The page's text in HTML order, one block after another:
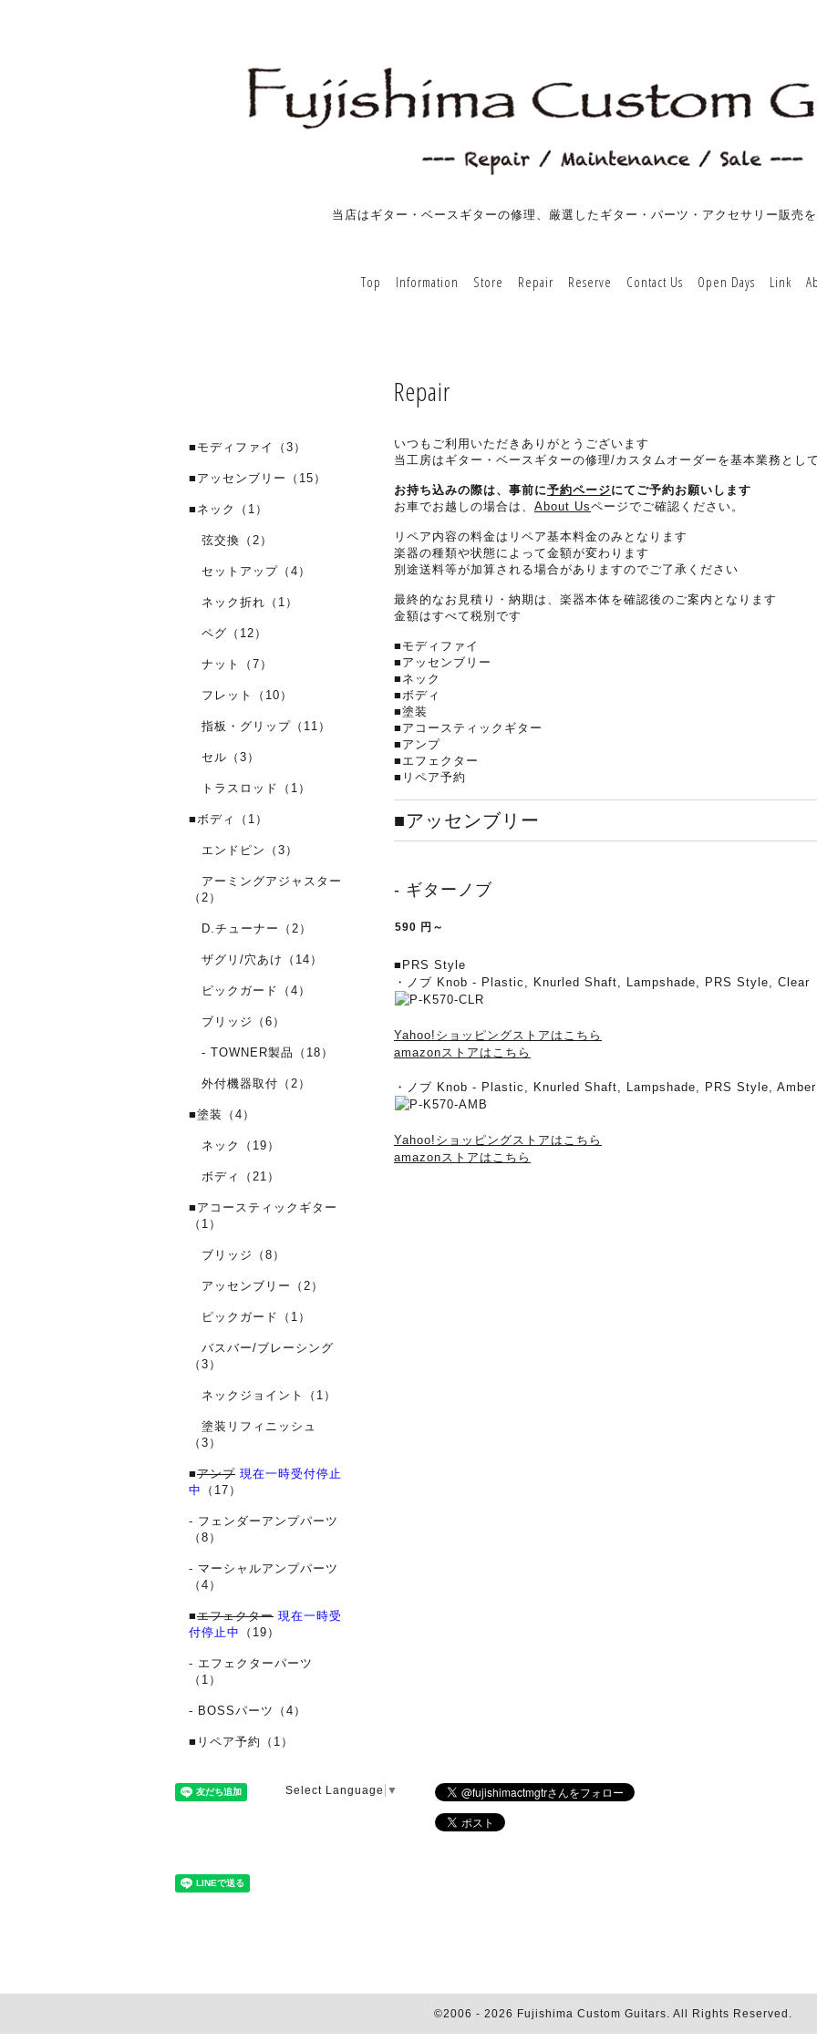
当店はギター・ベースギターの修理、厳選したギター・パーツ・アクセサリー販売
Top Information Store Repair Reserve Contact Us Open Days Link
Repair
いつもご利用いただきありがとうございます
当工房はギター・ベースギターの修理/カスタムオーダーを基本業務とし
お持ち込みの際は、事前に予約ページにてご予約お願いします
お車でお越しの場合は、 About Usページでご確認ください。
リペア内容の料金はリペア基本料金のみとなります
楽器の種類や状態によって金額が変わります
別途送料等が加算される場合がありますのでご了承ください
最終的なお見積り・納期は、楽器本体を確認後のご案内となります
金額はすべて税別です
■モディファイ
■アッセンブリー
■ネック
■ボディ
■塗装
■アコースティックギター
■アンプ
■エフェクター
■リペア予約
■アッセンブリー
- ギターノブ
590 円～
■PRS Style
・ノブ Knob - Plastic, Knurled Shaft, Lampshade, PRS Style, Clear
Yahoo!ショッピングストアはこちら
amazonストアはこちら
・ノブ Knob - Plastic, Knurled Shaft, Lampshade, PRS Style, Amber
Yahoo!ショッピングストアはこちら
amazonストアはこちら
■モディファイ（3）
■アッセンブリー（15）
■ネック（1）
弦交換（2）
セットアップ（4）
ネック折れ（1）
ペグ（12）
ナット（7）
フレット（10）
指板・グリップ（11）
セル（3）
トラスロッド（1）
■ボディ（1）
エンドピン（3）
アーミングアジャスター
（2）
D.チューナー（2）
ザグリ/穴あけ（14）
ピックガード（4）
ブリッジ（6）
- TOWNER製品（18）
外付機器取付（2）
■塗装（4）
ネック（19）
ボディ（21）
■アコースティックギター
（1）
ブリッジ（8）
アッセンブリー（2）
ピックガード（1）
バスバー/ブレーシング
（3）
ネックジョイント（1）
塗装リフィニッシュ
（3）
■アンプ 現在一時受付停止
中
（17）
- フェンダーアンプパーツ
（8）
- マーシャルアンプパーツ
（4）
■エフェクター 現在一時受
付停止中
（19）
- エフェクターパーツ
（1）
- BOSSパーツ（4）
■リペア予約（1）
Select Language ▼
©2006 - 2026 Fujishima Custom Guitars. All Rights Reserved.